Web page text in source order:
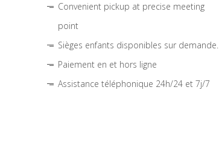
Convenient pickup at precise meeting
point
Sièges enfants disponibles sur demande.
Paiement en et hors ligne
Assistance téléphonique 24h/24 et 7j/7